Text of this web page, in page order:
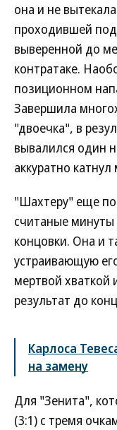
она и не
проходившей под
выверенной до
контратаке.
позиционном
Завершила
"двоечка", в
вывалился один
аккуратно
"Шахтеру" еще
считаные
концовки. Она и
устраивающую
мертвой хваткой
результат до
Карлоса
на замену
Для "Зенита",
(3:1) с тремя